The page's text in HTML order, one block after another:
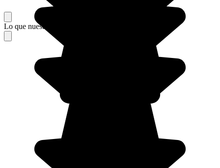
Lo que nuestros viajeros piensan de su estancia